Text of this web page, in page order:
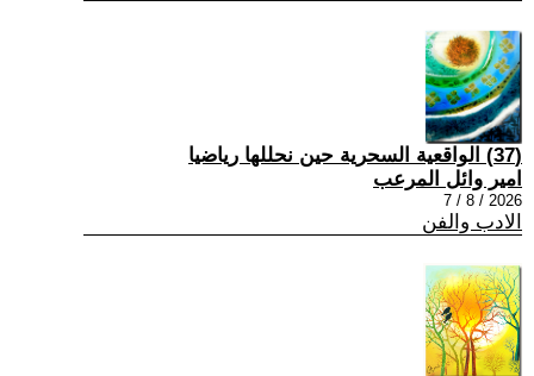
(37) الواقعية السحرية حين نحللها رياضيا
امير وائل المرعب
2026 / 8 / 7
الادب والفن